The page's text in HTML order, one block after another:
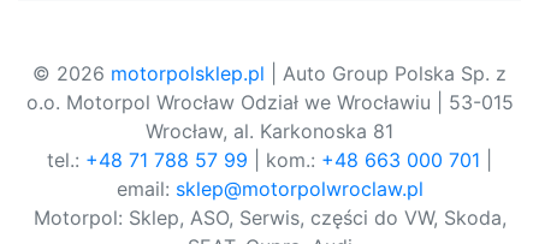
© 2026 motorpolsklep.pl | Auto Group Polska Sp. z
o.o. Motorpol Wrocław Odział we Wrocławiu | 53-015
Wrocław, al. Karkonoska 81
tel.: +48 71 788 57 99 | kom.: +48 663 000 701
email: sklep@motorpolwroclaw.pl
Motorpol: Sklep, ASO, Serwis, części do VW, Skoda,